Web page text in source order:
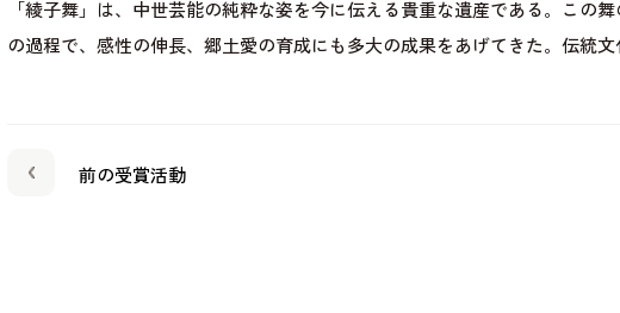
「綾子舞」は、中世芸能の純粋な姿を今に伝える貴重な遺産である。この
の過程で、感性の伸長、郷土愛の育成にも多大の成果をあげてきた。伝統
前の受賞活動